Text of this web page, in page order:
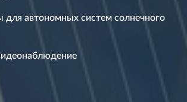
для автономных систем солнечного